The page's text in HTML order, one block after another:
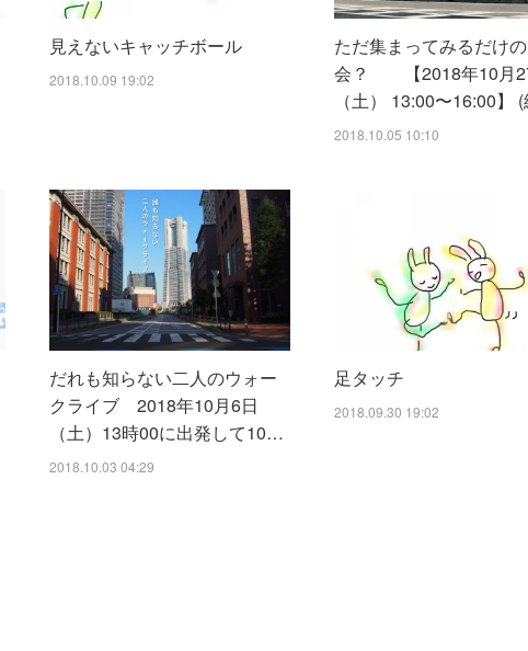
見えないキャッチボール
2018.10.09 19:02
ただ集まってみるだけの
会？ 【2018年10月
（土） 13:00〜16:00】
2018.10.05 10:10
だれも知らない二人のウォー
クライブ 2018年10月6日
（土）13時00に出発して10…
2018.10.03 04:29
足タッチ
2018.09.30 19:02